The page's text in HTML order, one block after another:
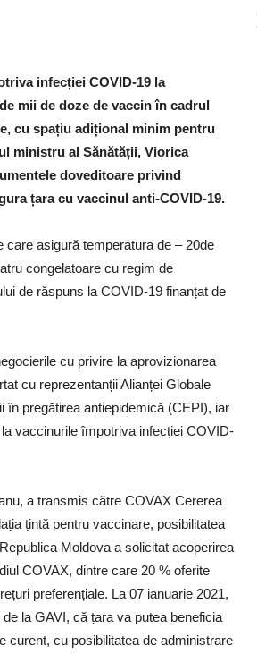
infecției COVID-19 la
mii de doze de vaccin în cadrul
cu spațiu adițional minim pentru
ministru al Sănătății, Viorica
doveditoare privind
țara cu vaccinul anti-COVID-19.
care asigură temperatura de – 20de
congelatoare cu regim de
de răspuns la COVID-19 finanțat de
cu privire la aprovizionarea
cu reprezentanții Alianței Globale
în pregătirea antiepidemică (CEPI), iar
vaccinurile împotriva infecției COVID-
a transmis către COVAX Cererea
țintă pentru vaccinare, posibilitatea
Moldova a solicitat acoperirea
COVAX, dintre care 20 % oferite
preferențiale. La 07 ianuarie 2021,
la GAVI, că țara va putea beneficia
curent, cu posibilitatea de administrare